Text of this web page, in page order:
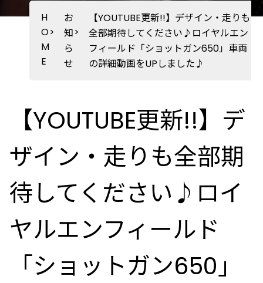
H
O
M
E
>
お
知
ら
せ
>
【YOUTUBE更新!!】デザイン・走りも
全部期待してください♪ロイヤルエン
フィールド「ショットガン650」車両
の詳細動画をUPしました♪
【YOUTUBE更新!!】デ
ザイン・走りも全部期
待してください♪ロイ
ヤルエンフィールド
「ショットガン650」